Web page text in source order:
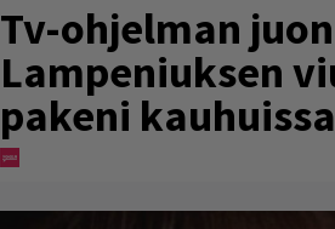
Tv-ohjelman
Lampeniuksen
pakeni